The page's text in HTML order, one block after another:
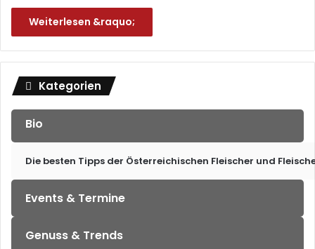
Weiterlesen &raquo;
Kategorien
Bio
Die besten Tipps der Österreichischen Fleischer und
Events & Termine
Genuss & Trends